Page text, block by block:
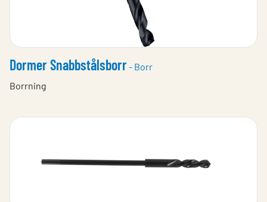
Dormer Snabbstålsborr- Borr
Borrning